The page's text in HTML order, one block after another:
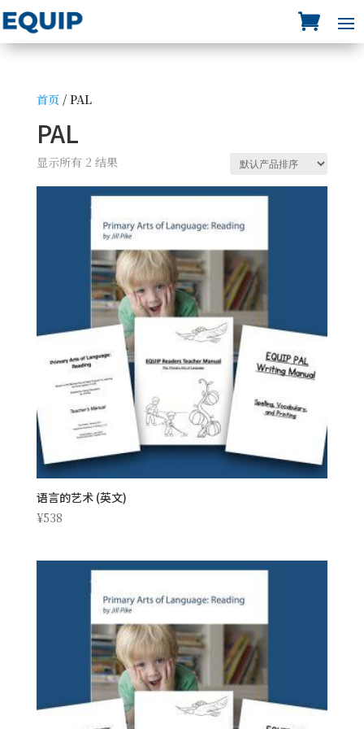
首页/ PAL
PAL
显示所有 2 结果
语言的艺术 (英文)
¥538